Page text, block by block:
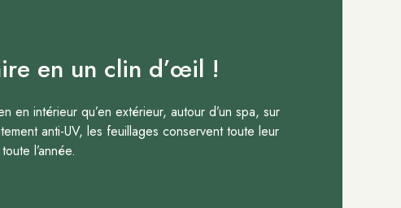
en un clin d’œil !
en intérieur qu’en extérieur, autour d’un spa, sur
anti-UV, les feuillages conservent toute leur
l’année.